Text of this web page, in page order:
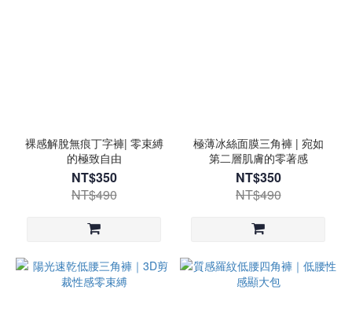
裸感解脫無痕丁字褲| 零束縛
的極致自由
NT$350
NT$490
極薄冰絲面膜三角褲 | 宛如
第二層肌膚的零著感
NT$350
NT$490